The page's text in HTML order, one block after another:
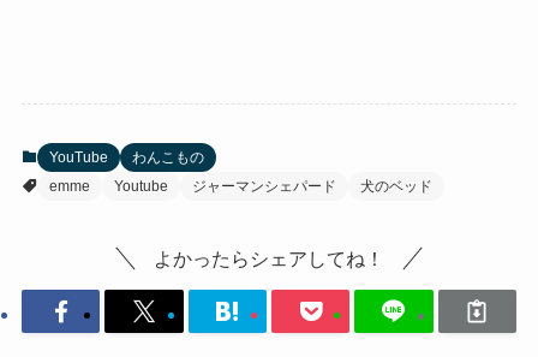
YouTube
わんこもの
emme
Youtube ジャーマンシェパード 犬のベッド
よかったらシェアしてね！